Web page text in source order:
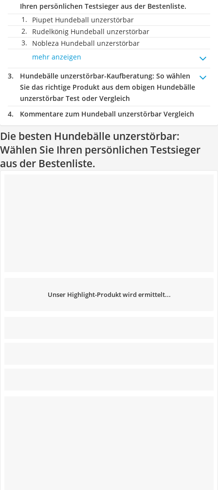
Ihren persönlichen Testsieger aus der Bestenliste.
Piupet Hundeball unzerstörbar
Rudelkönig Hundeball unzerstörbar
Nobleza Hundeball unzerstörbar
mehr anzeigen
Hundebälle unzerstörbar-Kaufberatung: So wählen
Sie das richtige Produkt aus dem obigen Hundebälle
unzerstörbar Test oder Vergleich
Kommentare zum Hundeball unzerstörbar Vergleich
Die besten Hundebälle unzerstörbar:
Wählen Sie Ihren persönlichen Testsieger
aus der Bestenliste.
Unser Highlight-Produkt wird ermittelt...